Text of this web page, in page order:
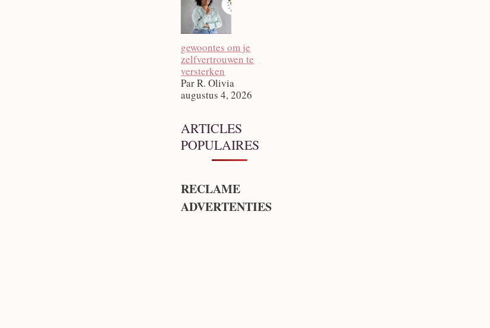
gewoontes om je
zelfvertrouwen te
versterken
Par R. Olivia
augustus 4, 2026
ARTICLES
POPULAIRES
RECLAME
ADVERTENTIES